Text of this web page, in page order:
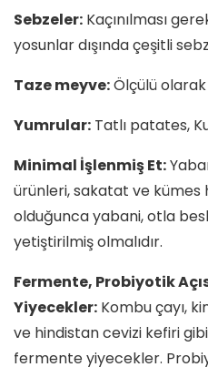
Sebzeler: Kaçınılması
yosunlar dışında çeşitli
Taze meyve:Ölçülü
Yumrular: Tatlı patates,
Minimal İşlenmiş Et:
ürünleri, sakatat ve kümes
olduğunca yabani, otla
yetiştirilmiş olmalıdır.
Fermente, Probiyotik
Yiyecekler: Kombu çayı,
ve hindistan cevizi kefiri
fermente yiyecekler.